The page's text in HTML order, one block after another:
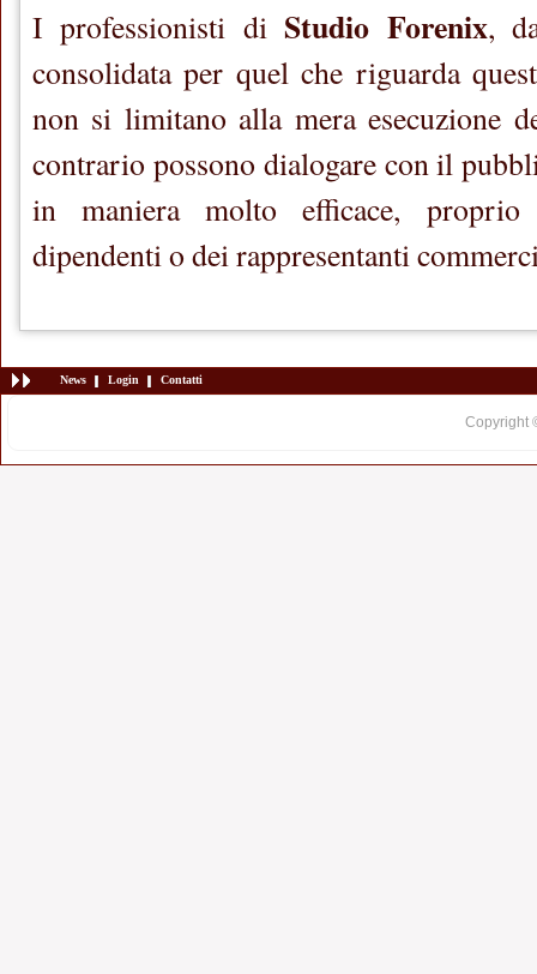
I professionisti diStudio Forenix,
consolidata per quel che riguarda
non si limitano alla mera esecuzione
contrario possono dialogare con il
in maniera molto efficace,
dipendenti o dei rappresentanti
News Login Contatti
Copyright